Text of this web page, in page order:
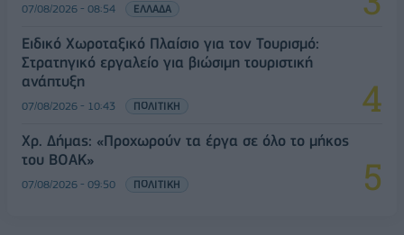
07/08/2026 - 08:54 ΕΛΛΑΔΑ
Ειδικό Χωροταξικό Πλαίσιο για τον Τουρισμό:
Στρατηγικό εργαλείο για βιώσιμη τουριστική
ανάπτυξη
07/08/2026 - 10:43 ΠΟΛΙΤΙΚΗ
Χρ. Δήμας: «Προχωρούν τα έργα σε όλο το μήκος
του ΒΟΑΚ»
07/08/2026 - 09:50 ΠΟΛΙΤΙΚΗ